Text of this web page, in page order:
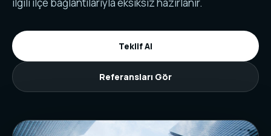
Teklif Al
Referansları Gör